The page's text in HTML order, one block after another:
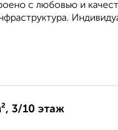
с любовью и
3/10 этаж